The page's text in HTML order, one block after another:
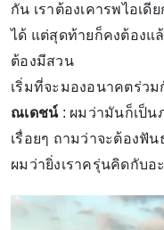
กัน เราต้องเคารพไอเดี
ได้ แต่สุดท้ายก็คงต้องแ
ต้องมีสวน
เริ่มที่จะมองอนาคตร่ว
ณเดชน์: ผมว่ามันก็เป็น
เรื่อยๆ ถามว่าจะต้องฟั
ผมว่ายิ่งเราครุ่นคิดกับ